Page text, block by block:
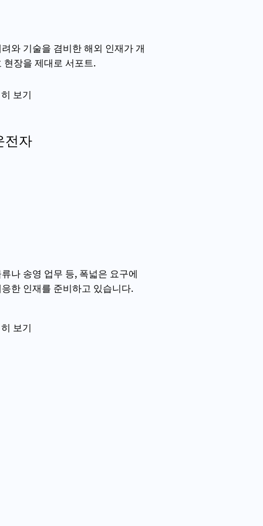
와 기술을 겸비한 해외 인재가 개
현장을 제대로 서포트.
보기
전자
나 송영 업무 등, 폭넓은 요구에
한 인재를 준비하고 있습니다.
보기